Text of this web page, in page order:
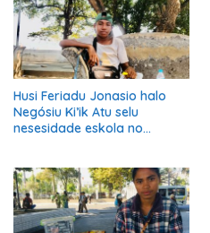
Husi Feriadu Jonasio halo
Negósiu Ki’ik Atu selu
nesesidade eskola no